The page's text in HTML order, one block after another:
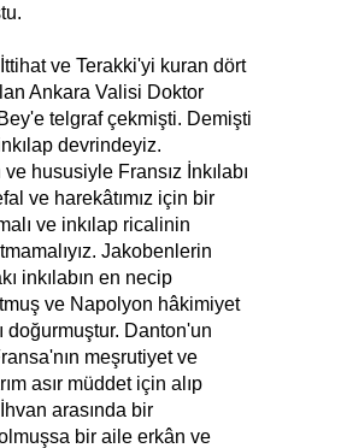
İttihat ve Terakki'yi kuran dört
Ankara Valisi Doktor
telgraf çekmişti. Demişti
devrindeyiz.
ve hususiyle Fransız İnkılabı
ve harekâtımız için bir
ve inkılap ricalinin
Jakobenlerin
inkılabın en necip
ve Napolyon hâkimiyet
doğurmuştur. Danton'un
meşrutiyet ve
asır müddet için alıp
arasında bir
bir aile erkân ve